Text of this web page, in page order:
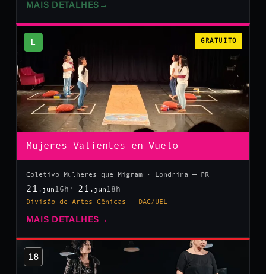
MAIS DETALHES →
L GRATUITO
Mujeres Valientes en Vuelo
Coletivo Mulheres que Migram · Londrina — PR
21 .jun 16h 21 .jun 18h
Divisão de Artes Cênicas – DAC/UEL
MAIS DETALHES →
18